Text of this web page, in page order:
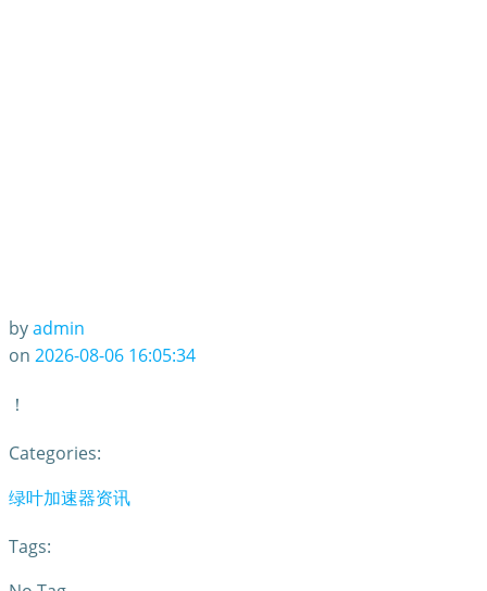
byadmin
on 2026-08-06 16:05:34
！
Categories:
绿叶加速器资讯
Tags: